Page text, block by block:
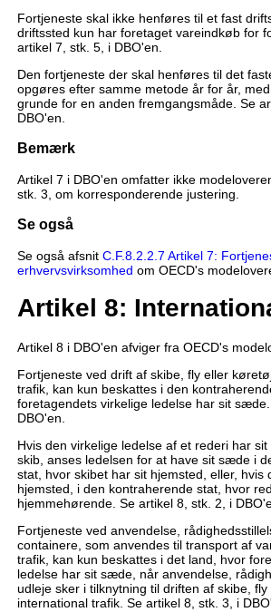
Fortjeneste skal ikke henføres til et fast
driftssted kun har foretaget vareindkøb for
artikel 7, stk. 5, i DBO'en.
Den fortjeneste der skal henføres til det
opgøres efter samme metode år for år,
grunde for en anden fremgangsmåde. Se
DBO'en.
Bemærk
Artikel 7 i DBO'en omfatter ikke
stk. 3, om korresponderende justering.
Se også
Se også afsnit C.F.8.2.2.7 Artikel 7:
erhvervsvirksomhed om OECD's
Artikel 8:
Artikel 8 i DBO'en afviger fra OECD's
Fortjeneste ved drift af skibe, fly eller
trafik, kan kun beskattes i den
foretagendets virkelige ledelse har sit
DBO'en.
Hvis den virkelige ledelse af et rederi har
skib, anses ledelsen for at have sit sæde i
stat, hvor skibet har sit hjemsted, eller, hvis
hjemsted, i den kontraherende stat, hvor
hjemmehørende. Se artikel 8, stk. 2, i
Fortjeneste ved anvendelse,
containere, som anvendes til transport af
trafik, kan kun beskattes i det land, hvor
ledelse har sit sæde, når anvendelse,
udleje sker i tilknytning til driften af skibe,
international trafik. Se artikel 8, stk. 3, i